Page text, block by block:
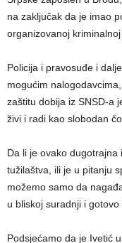
na zaključak da je imao
organizovanoj
Policija i pravosuđe i
mogućim
zaštitu dobija iz SNSD-a
živi i radi kao slobodan
Da li je ovako
tužilaštva, ili je u pitanju
možemo samo da
u bliskoj suradnji i
Podsjećamo da je Ivetić